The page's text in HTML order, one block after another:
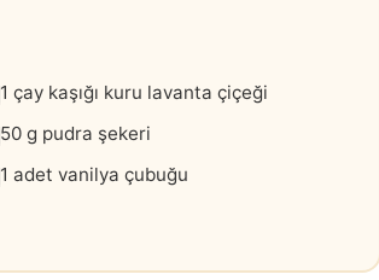
1 çay kaşığı kuru lavanta çiçeği
50 g pudra şekeri
1 adet vanilya çubuğu